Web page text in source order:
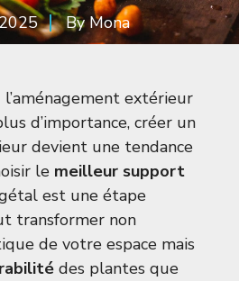
ByMona
extérieur
d’importance, créer un
devient une tendance
le meilleur support
est une étape
transformer non
de votre espace mais
des plantes que